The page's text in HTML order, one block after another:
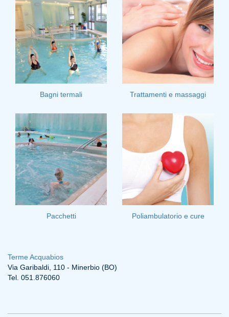
Bagni termali Trattamenti e massaggi
Pacchetti Poliambulatorio e cure
Terme Acquabios
Via Garibaldi, 110 - Minerbio (BO)
Tel. 051.876060